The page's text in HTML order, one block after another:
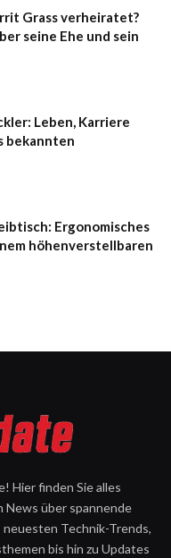
Grass verheiratet?
seine Ehe und sein
Leben, Karriere
bekannten
Ergonomisches
höhenverstellbaren
Hier finden Sie alles
News über spannende
Technik-Trends,
bis hin zu Updates